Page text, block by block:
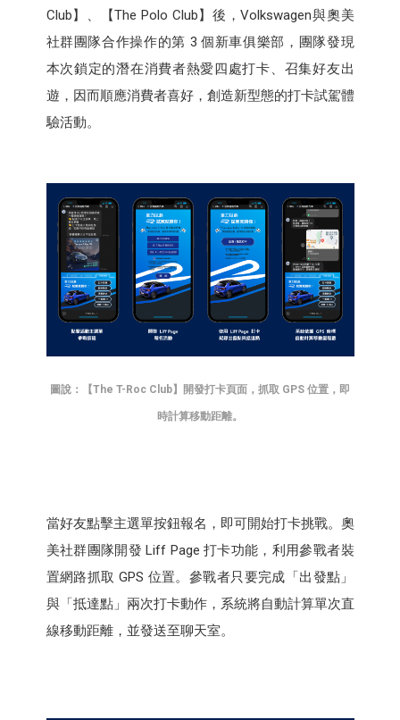
Club】、【The Polo Club】後，Volkswagen與奧美
社群團隊合作操作的第 3 個新車俱樂部，團隊發現
本次鎖定的潛在消費者熱愛四處打卡、召集好友出
遊，因而順應消費者喜好，創造新型態的打卡試駕體
驗活動。
圖說：【The T-Roc Club】開發打卡頁面，抓取 GPS 位置，即
時計算移動距離。
當好友點擊主選單按鈕報名，即可開始打卡挑戰。奧
美社群團隊開發 Liff Page 打卡功能，利用參戰者裝
置網路抓取 GPS 位置。參戰者只要完成「出發點」
與「抵達點」兩次打卡動作，系統將自動計算單次直
線移動距離，並發送至聊天室。